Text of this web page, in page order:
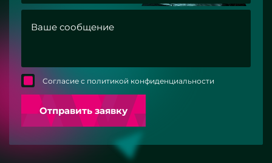
Согласие с политикой конфиденциальности
Отправить заявку